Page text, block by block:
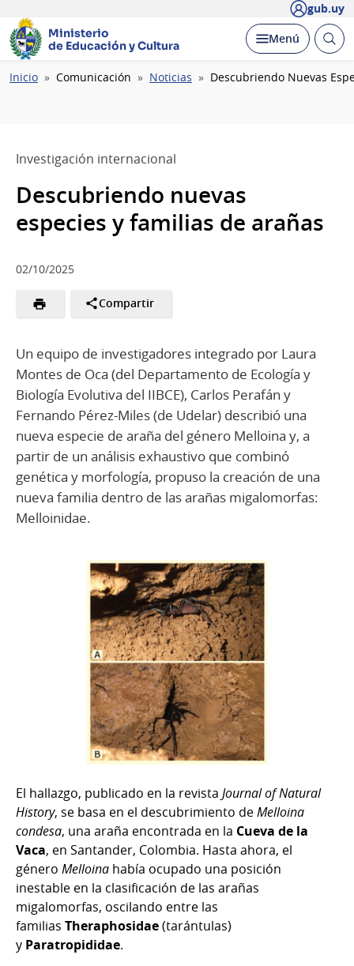
gub.uy
Ministerio
de Educación y Cultura
Desplegar
Menú Abrir
Ruta
Inicio Comunicación Noticias Descubriendo Nuevas
Investigación internacional
Descubriendo nuevas
especies y familias de arañas
02/10/2025
Compartir
Un equipo de investigadores integrado por Laura
Montes de Oca (del Departamento de Ecología y
Biología Evolutiva del IIBCE), Carlos Perafán y
Fernando Pérez-Miles (de Udelar) describió una
nueva especie de araña del género Melloina y, a
partir de un análisis exhaustivo que combinó
genética y morfología, propuso la creación de una
nueva familia dentro de las arañas migalomorfas:
Melloinidae.
El hallazgo, publicado en la revista Journal of Natural
History, se basa en el descubrimiento deMelloina
condesa, una araña encontrada en la Cueva de la
Vaca, en Santander, Colombia. Hasta ahora, el
género Melloina había ocupado una posición
inestable en la clasificación de las arañas
migalomorfas, oscilando entre las
familias Theraphosidae(tarántulas)
y Paratropididae.